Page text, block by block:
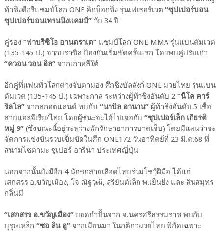
ท้าชิงดีกรีแชมป์โลก ONE คิกบ็อกซิ่ง รุ่นเฟเธอร์เวต “ซุปเปอร์บอน
ซุปเปอร์บอนเทรนนิงแคมป์”วัย 34 ปี
คู่รอง “ฟาบริซิโอ อานดราเด”แชมป์โลก ONE MMA รุ่นแบนตัมเวต
(135-145 ป.) จากบราซิล ป้องกันเข็มขัดครั้งแรก โดยพบคู่ปรับเก่า
“ควอน วอน อิล”จากเกาหลีใต้
อีกคู่ที่แฟนทั่วโลกต่างจับตามอง ศึกชิงบัลลังก์ ONE มวยไทย รุ่นแบน
ตัมเวต (135-145 ป.) เฉพาะกาล ระหว่างผู้ท้าชิงอันดับ 2 “นิโค คาร์
ริลโล”จากสกอตแลนด์ พบกับ “นาบิล อานาน”ผู้ท้าชิงอันดับ 5 เชื้อ
สายแอลจีเรีย/ไทย โดยผู้ชนะจะได้ไปเจอกับ “ซุปเปอร์เล็ก เกียรติ
หมู่ 9”(ซึ่งขณะนี้อยู่ระหว่างพักรักษาอาการบาดเจ็บ) โดยมีแผนว่าจะ
จัดการแข่งขันรวบเข็มขัดในศึก ONE172 วันอาทิตย์ที่ 23 มี.ค.68 ที่
สนามไซตามะ ซูเปอร์ อารีนา ประเทศญี่ปุ่น
นอกจากนั้นยังมีอีก 4 นักชกสายเลือดไทยร่วมโชว์ฝีมือ ได้แก่
เสกสรร อ.ขวัญเมือง, โจ ณัฐวุฒิ, สุริยันต์เล็ก พ.เย็นยิ่ง และ สินสมุทร
กลิ่นมี
“เสกสรร อ.ขวัญเมือง”ยอดกำปั้นจาก จ.นครศรีธรรมราช พบกับ
บุรุษเหล็ก “ซอ ลิน อู”จากเมียนมา ในกติกามวยไทย พิกัดเฉพาะ